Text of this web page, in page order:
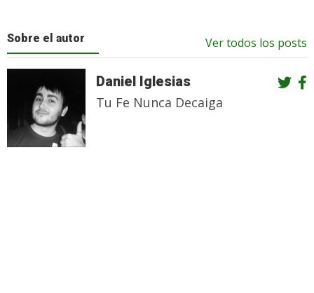
Sobre el autor Ver todos los posts
Daniel Iglesias
Tu Fe Nunca Decaiga